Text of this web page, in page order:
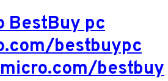
BestBuy pc
bestbuypc
bestbuy